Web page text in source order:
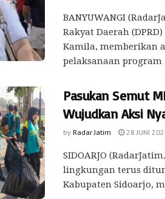
BANYUWANGI
Rakyat Daerah
Kamila, memberikan
pelaksanaan program
Pasukan Semut
Wujudkan Aksi
by Radar Jatim 28 JUNI
SIDOARJO
lingkungan terus
Kabupaten Sidoarjo,